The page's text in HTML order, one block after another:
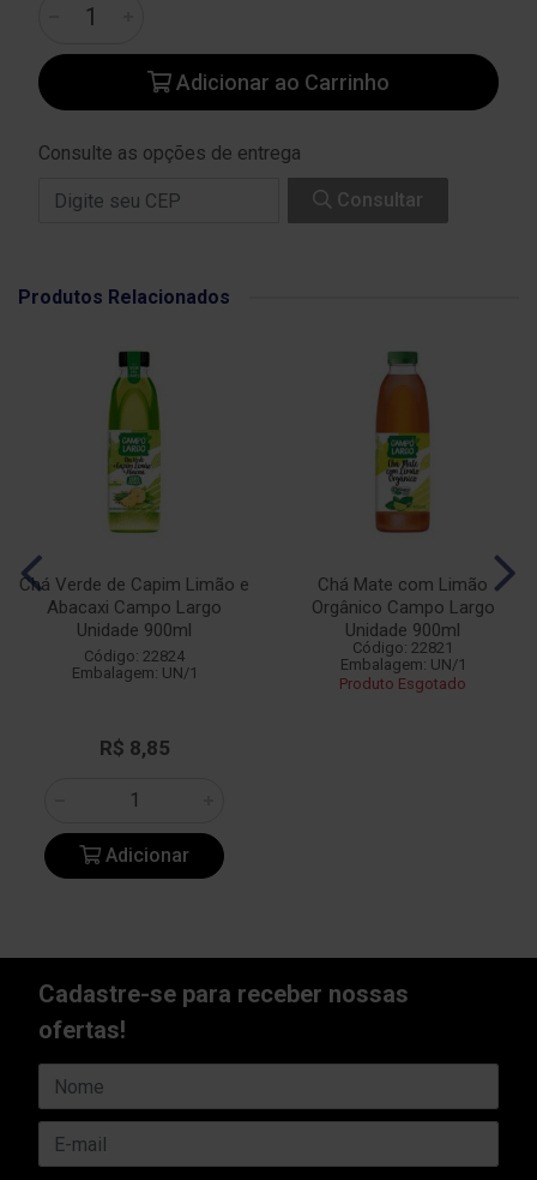
Adicionar ao Carrinho
Consulte as opções de entrega
Consultar
Produtos Relacionados
Chá Verde de Capim Limão e
Abacaxi Campo Largo
Unidade 900ml
Código: 22824
Embalagem: UN/1
R$ 8,85
Adicionar
Chá Mate com Limão
Orgânico Campo Largo
Unidade 900ml
Código: 22821
Embalagem: UN/1
Produto Esgotado
Cadastre-se para receber nossas
ofertas!